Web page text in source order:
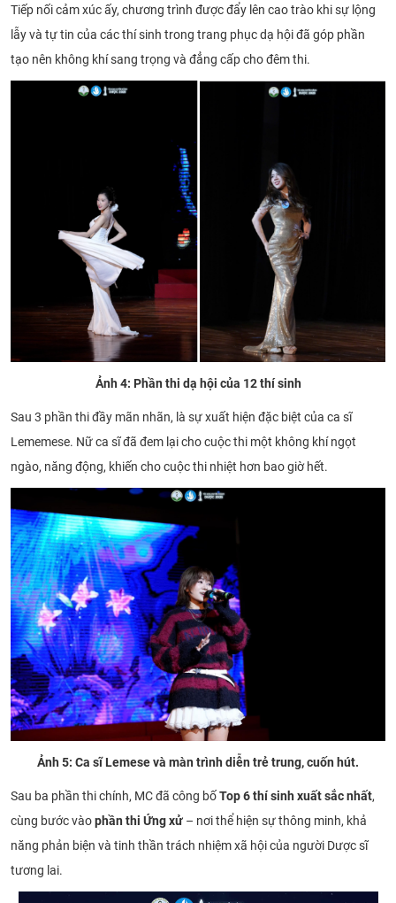
Tiếp nối cảm xúc ấy, chương trình được đẩy lên cao trào khi sự lộng
lẫy và tự tin của các thí sinh trong trang phục dạ hội đã góp phần
tạo nên không khí sang trọng và đẳng cấp cho đêm thi.
Ảnh 4: Phần thi dạ hội của 12 thí sinh
Sau 3 phần thi đầy mãn nhãn, là sự xuất hiện đặc biệt của ca sĩ
Lememese. Nữ ca sĩ đã đem lại cho cuộc thi một không khí ngọt
ngào, năng động, khiến cho cuộc thi nhiệt hơn bao giờ hết.
Ảnh 5: Ca sĩ Lemese và màn trình diễn trẻ trung, cuốn hút.
Sau ba phần thi chính, MC đã công bốTop 6 thí sinh xuất sắc nhất,
cùng bước vàophần thi Ứng xử – nơi thể hiện sự thông minh, khả
năng phản biện và tinh thần trách nhiệm xã hội của người Dược sĩ
tương lai.